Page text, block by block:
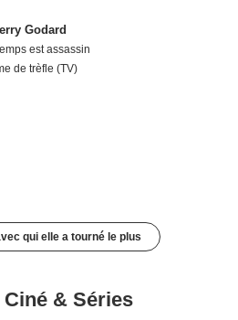
Godard
est assassin
de trèfle (TV)
qui elle a tourné le plus
& Séries